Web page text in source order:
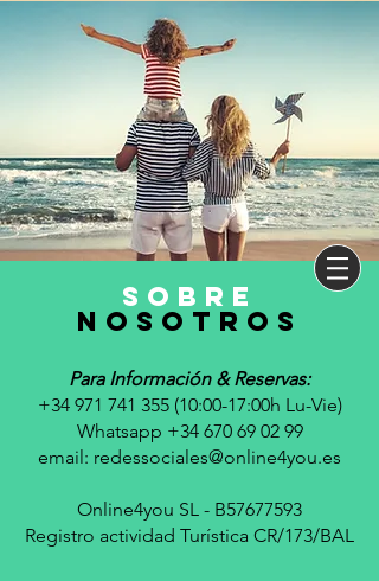
sobre
nosotros
Para Información & Reservas:
+34 971 741 355 (10:00-17:00h Lu-Vie)
Whatsapp +34 670 69 02 99
email: redessociales@online4you.es
Online4you SL - B57677593
Registro actividad Turística CR/173/BAL